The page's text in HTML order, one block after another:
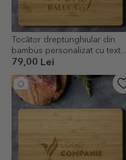
Tocător dreptunghiular din
bambus personalizat cu text -
Kiss the chef
79,00 Lei